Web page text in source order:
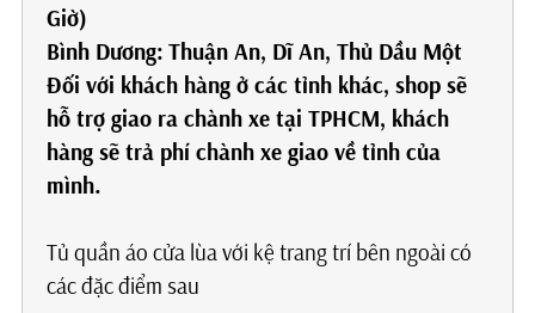
Giờ)
Bình Dương: Thuận An, Dĩ An, Thủ Dầu Một
Đối với khách hàng ở các tỉnh khác, shop sẽ
hỗ trợ giao ra chành xe tại TPHCM, khách
hàng sẽ trả phí chành xe giao về tỉnh của
mình.
Tủ quần áo cửa lùa với kệ trang trí bên ngoài có
các đặc điểm sau